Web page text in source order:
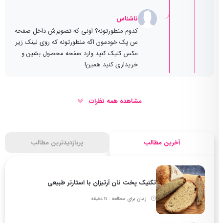
آخرین مطالب پربازدیدترین مطالب
تکنیک پخت نان آرتیزان با استارتر طبیعی
زمان برای مطالعه : 11 دقیقه
ناشناس
کدوم منطورتونه؟ اونی که تصویرش داخل صفحه
س پک خودمون اگه منطورتونه که روی لینک زیر
عکس کلیک کنید وارد صفحه محصول بشین و
خریداری کنید همین!
مشاهده همه نظرات